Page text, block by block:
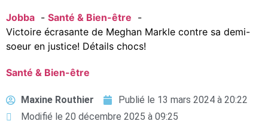
Jobba
Santé & Bien-être
Victoire écrasante de Meghan Markle contre sa demi-
soeur en justice! Détails chocs!
Santé & Bien-être
Maxine Routhier Publié le 13 mars 2024 à 20:22
Modifié le 20 décembre 2025 à 09:25